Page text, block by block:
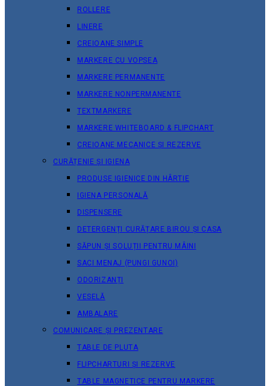
ROLLERE
LINERE
CREIOANE SIMPLE
MARKERE CU VOPSEA
MARKERE PERMANENTE
MARKERE NONPERMANENTE
TEXTMARKERE
MARKERE WHITEBOARD & FLIPCHART
CREIOANE MECANICE ȘI REZERVE
CURĂȚENIE ȘI IGIENA
PRODUSE IGIENICE DIN HÂRTIE
IGIENA PERSONALĂ
DISPENSERE
DETERGENȚI CURĂȚARE BIROU ȘI CASA
SĂPUN ȘI SOLUȚII PENTRU MÂINI
SACI MENAJ (PUNGI GUNOI)
ODORIZANȚI
VESELĂ
AMBALARE
COMUNICARE ȘI PREZENTARE
TABLE DE PLUTA
FLIPCHARTURI ȘI REZERVE
TABLE MAGNETICE PENTRU MARKERE